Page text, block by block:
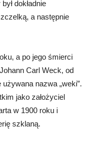
dokładnie
a następnie
a po jego śmierci
Carl Weck, od
nazwa „weki”.
jako założyciel
w 1900 roku i
szklaną.